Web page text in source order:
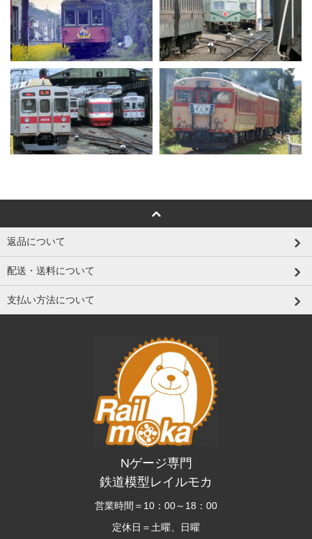
返品について
配送・送料について
支払い方法について
Nゲージ専門
鉄道模型レイルモカ
営業時間＝10：00～18：00
定休日＝土曜、日曜